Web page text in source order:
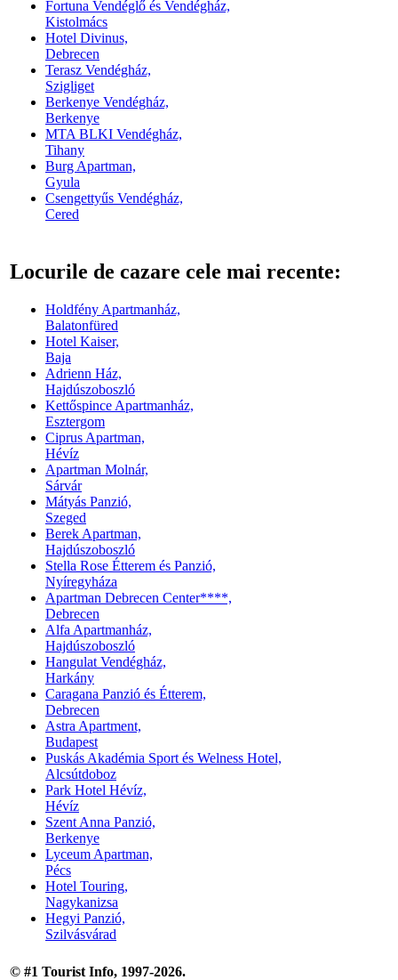
Fortuna Vendéglő és Vendégház,
Kistolmács
Hotel Divinus,
Debrecen
Terasz Vendégház,
Szigliget
Berkenye Vendégház,
Berkenye
MTA BLKI Vendégház,
Tihany
Burg Apartman,
Gyula
Csengettyűs Vendégház,
Cered
Locurile de cazare cele mai recente:
Holdfény Apartmanház,
Balatonfüred
Hotel Kaiser,
Baja
Adrienn Ház,
Hajdúszoboszló
Kettőspince Apartmanház,
Esztergom
Ciprus Apartman,
Hévíz
Apartman Molnár,
Sárvár
Mátyás Panzió,
Szeged
Berek Apartman,
Hajdúszoboszló
Stella Rose Étterem és Panzió,
Nyíregyháza
Apartman Debrecen Center****,
Debrecen
Alfa Apartmanház,
Hajdúszoboszló
Hangulat Vendégház,
Harkány
Caragana Panzió és Étterem,
Debrecen
Astra Apartment,
Budapest
Puskás Akadémia Sport és Welness Hotel,
Alcsútdoboz
Park Hotel Hévíz,
Hévíz
Szent Anna Panzió,
Berkenye
Lyceum Apartman,
Pécs
Hotel Touring,
Nagykanizsa
Hegyi Panzió,
Szilvásvárad
© #1 Tourist Info, 1997-2026.